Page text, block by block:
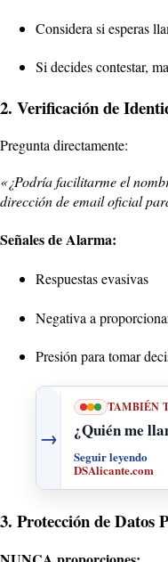
Considera si esperas
Si decides contestar,
2. Verificación de
Pregunta directamente:
«¿Podría facilitarme el
dirección de email oficial
Señales de Alarma:
Respuestas evasivas
Negativa a
Presión para tomar
→
TAMBIÉN
¿Quién me
Seguir leyendo
DSAlicante.com
3. Protección de Datos